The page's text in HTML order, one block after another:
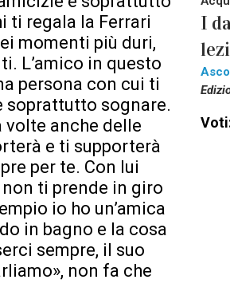
ti regala la Ferrari
momenti più duri,
L’amico in questo
persona con cui ti
soprattutto sognare.
volte anche delle
e ti supporterà
per te. Con lui
ti prende in giro
io ho un’amica
in bagno e la cosa
sempre, il suo
non fa che
I